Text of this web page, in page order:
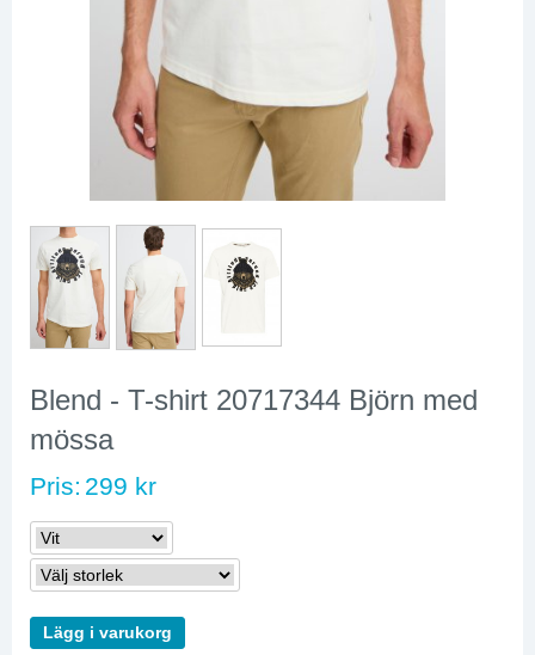
Blend - T-shirt 20717344 Björn med
mössa
Pris: 299 kr
Lägg i varukorg